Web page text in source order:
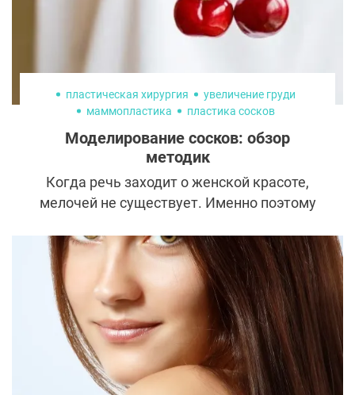
пластическая хирургия
увеличение груди
маммопластика
пластика сосков
Моделирование сосков: обзор
методик
Когда речь заходит о женской красоте,
мелочей не существует. Именно поэтому
часто хотят изменить не только форму и
размер груди, но и внешний вид сосков.
Специалисты могут предложить для этого
несколько методик, причем решают они не
только эстетические, но и
функциональные задачи.